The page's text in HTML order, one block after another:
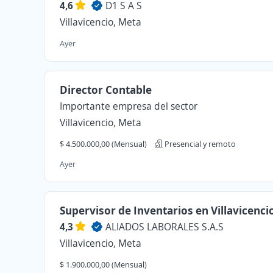
4,6
D1 S A S
Villavicencio, Meta
Ayer
Director Contable
Importante empresa del sector
Villavicencio, Meta
$ 4.500.000,00 (Mensual)
Presencial y remoto
Ayer
Supervisor de Inventarios en
4,3
ALIADOS LABORALES S.A.S
Villavicencio, Meta
$ 1.900.000,00 (Mensual)